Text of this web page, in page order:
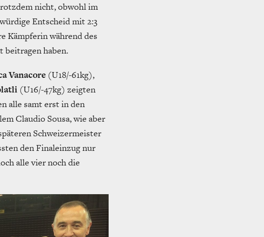
nicht, obwohl im
Entscheid mit 2:3
Kämpferin während des
beitragen haben.
Vanacore(U18/-61kg),
(U16/-47kg) zeigten
alle samt erst in den
Claudio Sousa, wie aber
Schweizermeister
den Finaleinzug nur
alle vier noch die